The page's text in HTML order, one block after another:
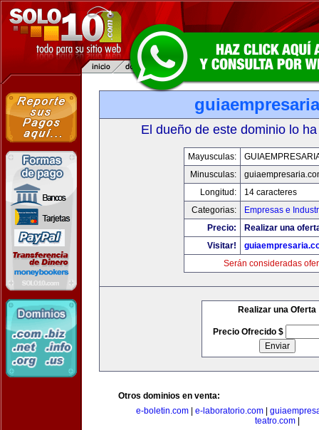
El dueño de este dominio lo
Mayusculas:
Minusculas:
Longitud:
14 caracteres
Categorias:
Empresas e
Precio:
Realizar una
Visitar!
Serán consideradas
Realizar una Oferta
Precio Ofrecido $
Otros dominios en venta:
e-boletin.com
e-laboratorio.com
teatro.com|